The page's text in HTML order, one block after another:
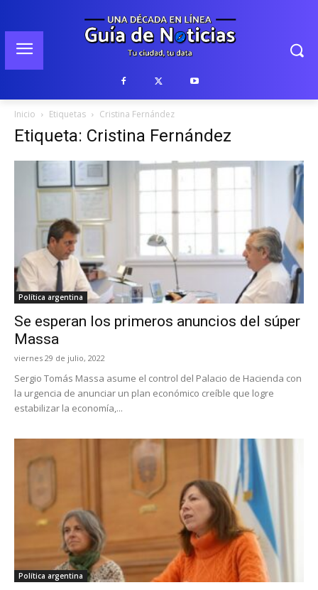
Inicio Etiquetas Cristina Fernández
Etiqueta: Cristina Fernández
Política argentina
Se esperan los primeros anuncios del súper
Massa
viernes 29 de julio, 2022
Sergio Tomás Massa asume el control del Palacio de Hacienda con
la urgencia de anunciar un plan económico creíble que logre
estabilizar la economía,...
Política argentina